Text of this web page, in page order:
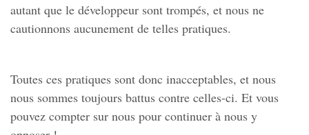
autant que le développeur sont trompés, et nous ne
cautionnons aucunement de telles pratiques.
Toutes ces pratiques sont donc inacceptables, et nous
nous sommes toujours battus contre celles-ci. Et vous
pouvez compter sur nous pour continuer à nous y